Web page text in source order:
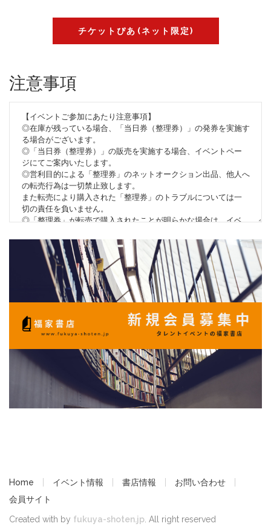
チケットぴあ(ネット限定)
注意事項
Home イベント情報 書店情報
お問い合わせ
会員サイト
Created with by fukuya-shoten.jp . All right reserved